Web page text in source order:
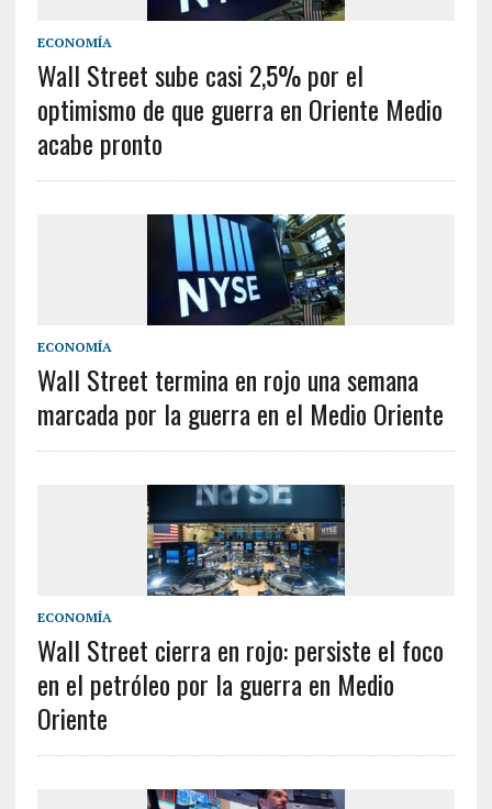
ECONOMÍA
Wall Street sube casi 2,5% por el
optimismo de que guerra en Oriente Medio
acabe pronto
ECONOMÍA
Wall Street termina en rojo una semana
marcada por la guerra en el Medio Oriente
ECONOMÍA
Wall Street cierra en rojo: persiste el foco
en el petróleo por la guerra en Medio
Oriente